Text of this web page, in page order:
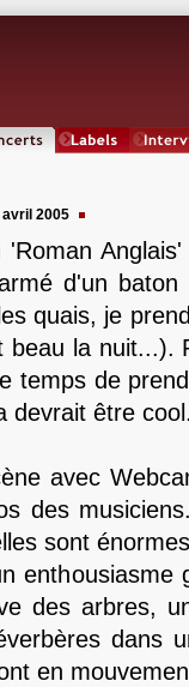
2005
d'un
quais, je
la nuit...).
temps de
devrait être
avec
des
sont
enthousiasme
des arbres,
dans
en